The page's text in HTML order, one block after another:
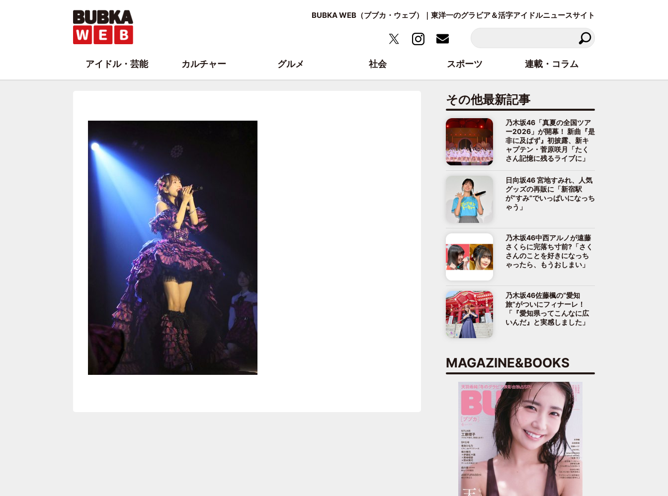
BUBKA WEB（ブブカ・ウェブ）｜東洋一のグラビア＆活字アイドルニュースサイト
その他最新記事
乃木坂46「真夏の全国ツア
ー2026」が開幕！ 新曲『是
非に及ばず』初披露、新キ
ャプテン・菅原咲月「たく
さん記憶に残るライブに」
日向坂46 宮地すみれ、人気
グッズの再販に「新宿駅
が“すみ”でいっぱいになっち
ゃう」
乃木坂46中西アルノが遠藤
さくらに完落ち寸前?「さく
さんのことを好きになっち
ゃったら、もうおしまい」
乃木坂46佐藤楓の“愛知
旅”がついにフィナーレ！
「『愛知県ってこんなに広
いんだ』と実感しました」
MAGAZINE&BOOKS
アイドル・芸能 カルチャー グルメ 社会 スポーツ 連載・コラム